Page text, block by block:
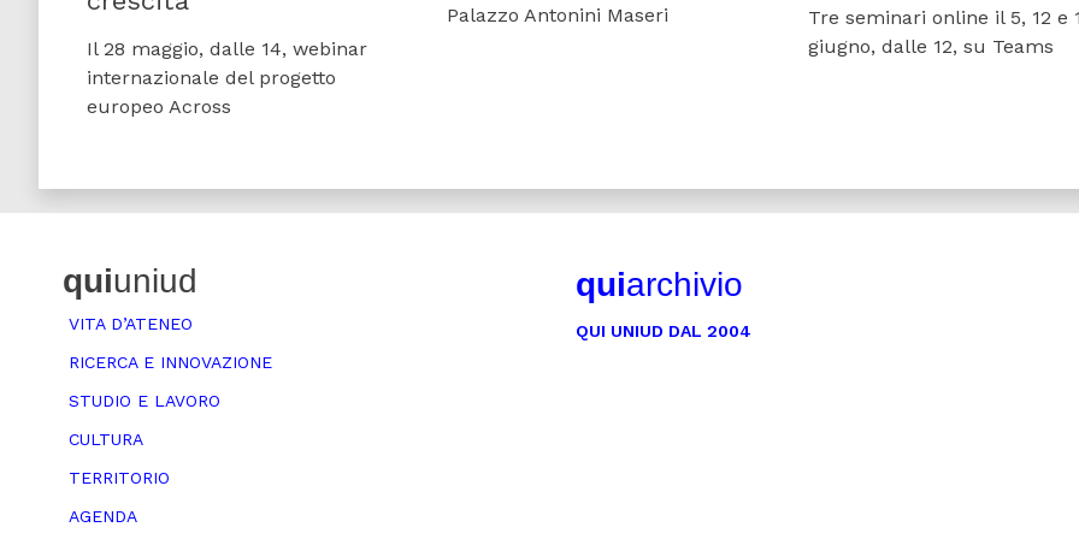
Il 28 maggio, dalle 14, webinar
internazionale del progetto
europeo Across
Palazzo Antonini Maseri
Tre seminari online il 5, 12 e
giugno, dalle 12, su Teams
quiuniud
VITA D’ATENEO
RICERCA E INNOVAZIONE
STUDIO E LAVORO
CULTURA
TERRITORIO
AGENDA
quiarchivio
QUI UNIUD DAL 2004